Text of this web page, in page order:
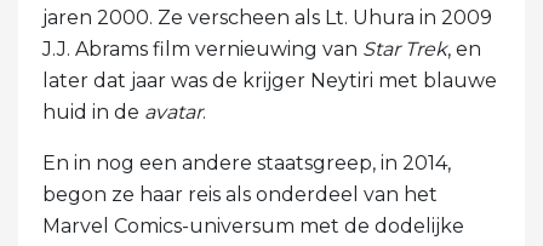
jaren 2000. Ze verscheen als Lt. Uhura in 2009
J.J. Abrams film vernieuwing van Star Trek, en
later dat jaar was de krijger Neytiri met blauwe
huid in de avatar.
En in nog een andere staatsgreep, in 2014,
begon ze haar reis als onderdeel van het
Marvel Comics-universum met de dodelijke